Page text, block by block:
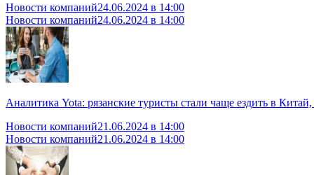
Новости компаний24.06.2024 в 14:00
Новости компаний24.06.2024 в 14:00
Аналитика Yota: рязанские туристы стали чаще ездить в
Новости компаний21.06.2024 в 14:00
Новости компаний21.06.2024 в 14:00